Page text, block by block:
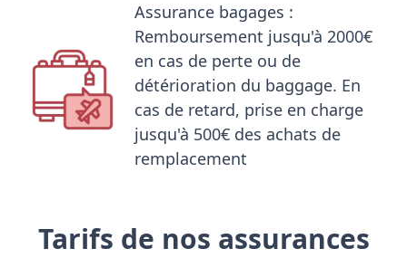
Assurance bagages :
Remboursement jusqu'à 2000€
en cas de perte ou de
détérioration du baggage. En
cas de retard, prise en charge
jusqu'à 500€ des achats de
remplacement
Tarifs de nos assurances